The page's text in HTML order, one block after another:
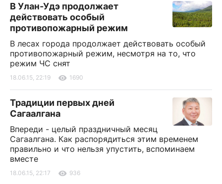
В Улан-Удэ продолжает
действовать особый
противопожарный режим
В лесах города продолжает действовать особый
противопожарный режим, несмотря на то, что
режим ЧС снят
18.06.15, 22:19 1690
Традиции первых дней
Сагаалгана
Впереди - целый праздничный месяц
Сагаалгана. Как распорядиться этим временем
правильно и что нельзя упустить, вспоминаем
вместе
18.06.15, 22:17 936